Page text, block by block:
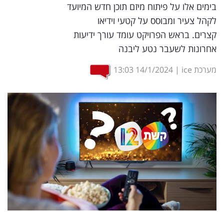
שיווק
ופרסום
משפט
מדדים
ומחקרים
רכילות
עסקית
קריפטו
בימים אלו על פיתוח מיזם תוכן חדש המיועד
לקהל צעיר ומבוסס על קטעי וידיאו
קצרים. בראש הפרויקט עומד עורך ידיעות
אחרונות לשעבר נטע ליבנה
מערכת ice |
14/1/2024
13:03